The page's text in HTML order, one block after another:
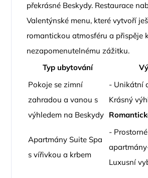
překrásné Beskydy. Restaurace
Valentýnské menu, které vytvoří
romantickou atmosféru a přispěje
nezapomenutelnému zážitku.
Typ ubytování
Pokoje se zimní
zahradou a vanou s
výhledem na Beskydy
- Unikátní
Krásný
Apartmány Suite Spa
s vířivkou a krbem
-
Luxusní